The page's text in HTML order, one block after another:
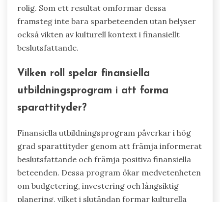
rolig. Som ett resultat omformar dessa
framsteg inte bara sparbeteenden utan belyser
också vikten av kulturell kontext i finansiellt
beslutsfattande.
Vilken roll spelar finansiella
utbildningsprogram i att forma
sparattityder?
Finansiella utbildningsprogram påverkar i hög
grad sparattityder genom att främja informerat
beslutsfattande och främja positiva finansiella
beteenden. Dessa program ökar medvetenheten
om budgetering, investering och långsiktig
planering, vilket i slutändan formar kulturella